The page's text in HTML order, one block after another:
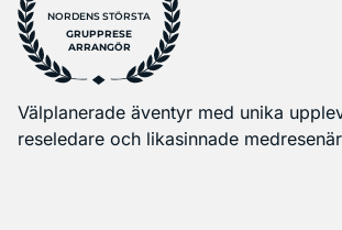
NORDENS STÖRSTA
GRUPPRESE
ARRANGÖR
Välplanerade äventyr med unika
reseledare och likasinnade